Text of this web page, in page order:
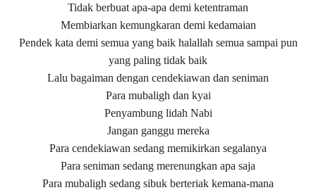
Tidak berbuat apa-apa demi ketentraman
Membiarkan kemungkaran demi kedamaian
Pendek kata demi semua yang baik halallah semua sampai pun
yang paling tidak baik
Lalu bagaiman dengan cendekiawan dan seniman
Para mubaligh dan kyai
Penyambung lidah Nabi
Jangan ganggu mereka
Para cendekiawan sedang memikirkan segalanya
Para seniman sedang merenungkan apa saja
Para mubaligh sedang sibuk berteriak kemana-mana